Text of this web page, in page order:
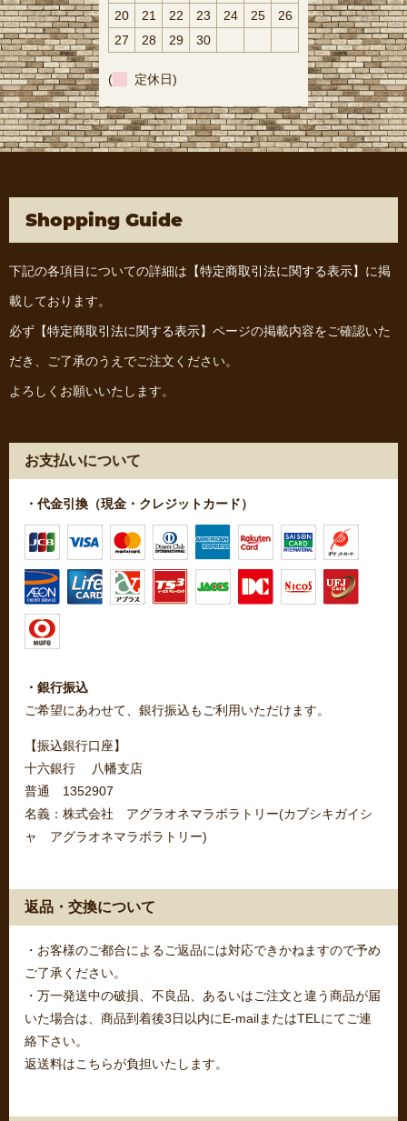
20 21 22 23 24 25
26
27
28 29 30
( 定休日)
Shopping Guide
下記の各項目についての詳細は 【特定商取引法に関する表示】 に掲
載しております。
必ず 【特定商取引法に関する表示】 ページの掲載内容をご確認いた
だき、ご了承のうえでご注文ください。
よろしくお願いいたします。
お支払いについて
・代金引換（現金・クレジットカード）
・銀行振込
ご希望にあわせて、銀行振込もご利用いただけます。
【振込銀行口座】
十六銀行 八幡支店
普通 1352907
名義：株式会社 アグラオネマラボラトリー(カブシキガイシ
ャ アグラオネマラボラトリー)
返品・交換について
・お客様のご都合によるご返品には対応できかねますので予め
ご了承ください。
・万一発送中の破損、不良品、あるいはご注文と違う商品が届
いた場合は、商品到着後3日以内にE-mailまたはTELにてご連
絡下さい。
返送料はこちらが負担いたします。